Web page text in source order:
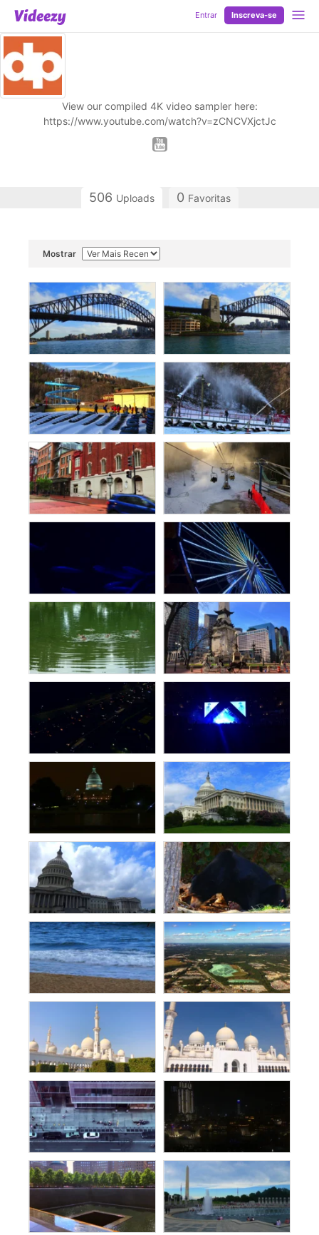
Entrar Inscreva-se
View our compiled 4K video sampler here:
https://www.youtube.com/watch?v=zCNCVXjctJc
506 Uploads 0 Favoritas
Mostrar